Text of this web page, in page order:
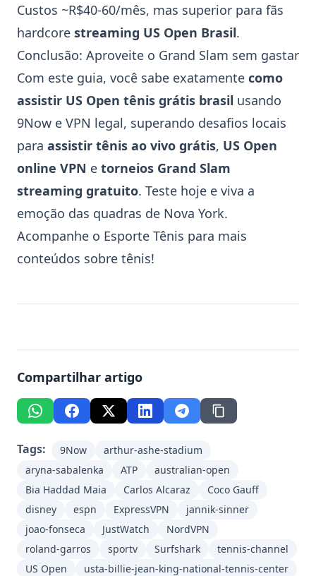
Custos ~R$40-60/mês, mas superior para fãs
hardcore streaming US Open Brasil.
Conclusão: Aproveite o Grand Slam sem gastar
Com este guia, você sabe exatamente como
assistir US Open tênis grátis brasil usando
9Now e VPN legal, superando desafios locais
para assistir tênis ao vivo grátis, US Open
online VPN e torneios Grand Slam
streaming gratuito. Teste hoje e viva a
emoção das quadras de Nova York.
Acompanhe o Esporte Tênis para mais
conteúdos sobre tênis!
Compartilhar artigo
Tags: 9Now
arthur-ashe-stadium
aryna-sabalenka
ATP
australian-open
Bia Haddad Maia
Carlos Alcaraz
Coco Gauff
disney
espn ExpressVPN
jannik-sinner
joao-fonseca
JustWatch
NordVPN
roland-garros
sportv Surfshark
tennis-channel
US Open
usta-billie-jean-king-national-tennis-center